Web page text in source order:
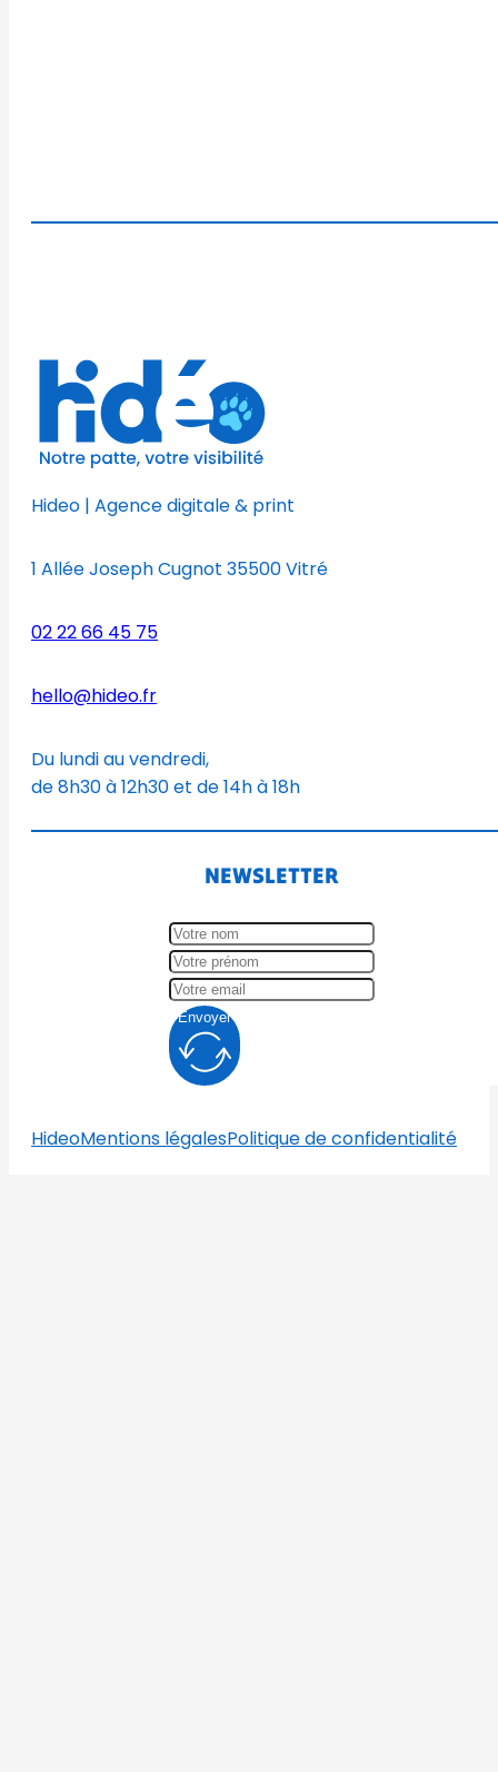
Hideo | Agence digitale & print
1 Allée Joseph Cugnot 35500 Vitré
02 22 66 45 75
hello@hideo.fr
Du lundi au vendredi,
de 8h30 à 12h30 et de 14h à 18h
NEWSLETTER
Envoyer
HideoMentions légalesPolitique de confidentialité